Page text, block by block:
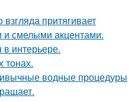
притягивает
смелыми акцентами.
интерьере.
тонах.
водные процедуры